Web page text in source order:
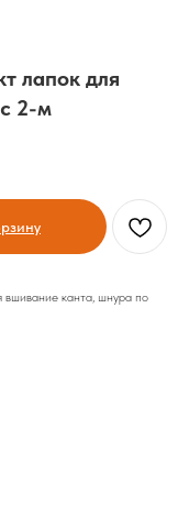
лапок для
2-м
канта, шнура по